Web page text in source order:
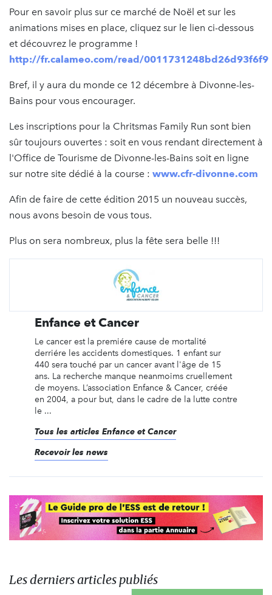
Pour en savoir plus sur ce marché de Noël et sur les
animations mises en place, cliquez sur le lien ci-dessous
et découvrez le programme !
http://fr.calameo.com/read/0011731248bd26d93f6f9
Bref, il y aura du monde ce 12 décembre à Divonne-les-
Bains pour vous encourager.
Les inscriptions pour la Chritsmas Family Run sont bien
sûr toujours ouvertes : soit en vous rendant directement à
l'Office de Tourisme de Divonne-les-Bains soit en ligne
sur notre site dédié à la course : www.cfr-divonne.com
Afin de faire de cette édition 2015 un nouveau succès,
nous avons besoin de vous tous.
Plus on sera nombreux, plus la fête sera belle !!!
Enfance et Cancer
Le cancer est la premiére cause de mortalité
derriére les accidents domestiques. 1 enfant sur
440 sera touché par un cancer avant l'âge de 15
ans. La recherche manque neanmoims cruellement
de moyens. L’association Enfance & Cancer, créée
en 2004, a pour but, dans le cadre de la lutte contre
le ...
Tous les articles Enfance et Cancer
Recevoir les news
Les derniers articles publiés